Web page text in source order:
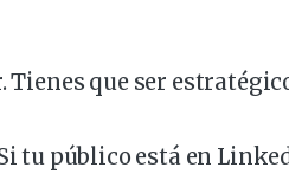
Tienes que ser
tu público está en